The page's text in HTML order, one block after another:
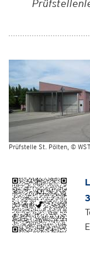
Prüfstelle St. Pölten ©